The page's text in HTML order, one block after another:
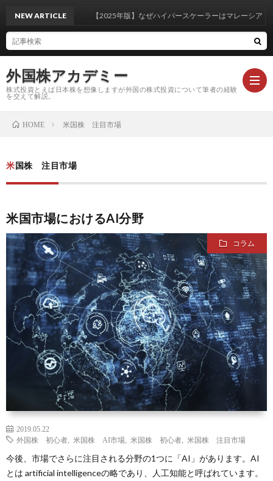
外国株アカデミー
株式投資とえば日本株を想像しますが外国の株式投資について筆者の経験
を交えて解説。
礎
知
識
に
つ
い
銘
柄
ラ
ム
サ
イ
ト
マ
ッ
NEW ARTICLE 【2025年版】なぜハイパースケーラーはマレーシア・ジ
HOME 米国株 注目市場
米国株 注目市場
米国市場におけるAI分野
コラム
2019.05.22
外国株 初心者
米国株 AI市場 米国株 初心者 米国株 注目市場
今後、市場でさらに注目される分野の1つに「AI」があります。AI
とは artificial intelligenceの略であり、人工知能と呼ばれています。